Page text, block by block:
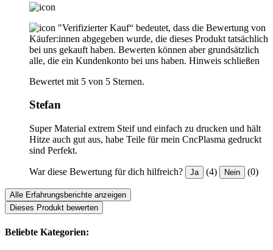
"Verifizierter Kauf“ bedeutet, dass die Bewertung von
Käufer:innen abgegeben wurde, die dieses Produkt tatsächlich
bei uns gekauft haben. Bewerten können aber grundsätzlich
alle, die ein Kundenkonto bei uns haben. Hinweis schließen
Bewertet mit 5 von 5 Sternen.
Stefan
Super Material extrem Steif und einfach zu drucken und hält
Hitze auch gut aus, habe Teile für mein CncPlasma gedruckt
sind Perfekt.
War diese Bewertung für dich hilfreich? Ja (4) Nein (0)
Alle Erfahrungsberichte anzeigen
Dieses Produkt bewerten
Beliebte Kategorien: